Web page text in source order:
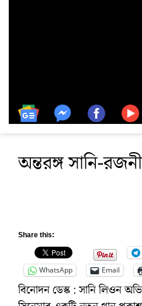
অন্তরঙ্গ সানি-
Share this:
WhatsApp
Email
বিনোদন ডেস্ক : সানি লিওন